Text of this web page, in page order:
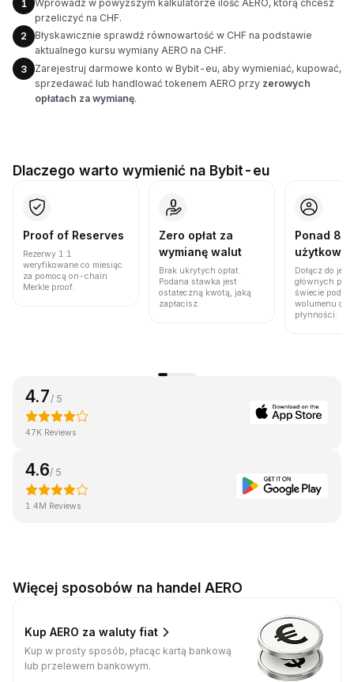
1
Wprowadź w powyższym kalkulatorze ilość AERO, którą chcesz
przeliczyć na CHF.
2
Błyskawicznie sprawdź równowartość w CHF na podstawie
aktualnego kursu wymiany AERO na CHF.
3
Zarejestruj darmowe konto w Bybit-eu, aby wymieniać, kupować,
sprzedawać lub handlować tokenem AERO przy zerowych
opłatach za wymianę.
Dlaczego warto wymienić na Bybit-eu
Proof of Reserves
Rezerwy 1:1
weryfikowane co miesiąc
za pomocą on-chain
Merkle proof.
Zero opłat za
wymianę walut
Brak ukrytych opłat.
Podana stawka jest
ostateczną kwotą, jaką
zapłacisz.
Ponad 86
Dołącz do
głównych
świecie pod
wolumenu
płynności.
4.7 / 5
47K Reviews
4.6/ 5
1.4M Reviews
Więcej sposobów na handel AERO
Kup AERO za waluty fiat
Kup w prosty sposób, płacąc kartą bankową
lub przelewem bankowym.